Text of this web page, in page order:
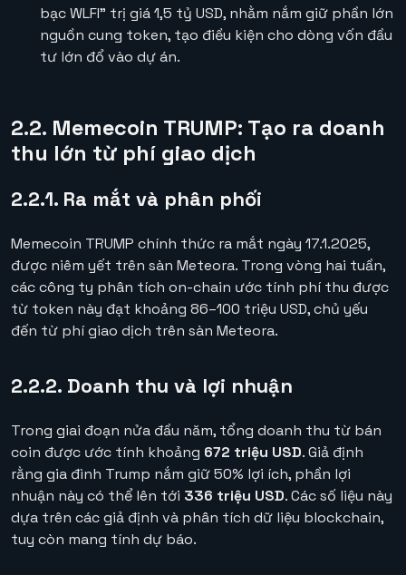
bạc WLFI” trị giá 1,5 tỷ USD, nhằm nắm giữ phần lớn
nguồn cung token, tạo điều kiện cho dòng vốn đầu
tư lớn đổ vào dự án.
2.2. Memecoin TRUMP: Tạo ra doanh
thu lớn từ phí giao dịch
2.2.1. Ra mắt và phân phối
Memecoin TRUMP chính thức ra mắt ngày 17.1.2025,
được niêm yết trên sàn Meteora. Trong vòng hai tuần,
các công ty phân tích on-chain ước tính phí thu được
từ token này đạt khoảng 86–100 triệu USD, chủ yếu
đến từ phí giao dịch trên sàn Meteora.
2.2.2. Doanh thu và lợi nhuận
Trong giai đoạn nửa đầu năm, tổng doanh thu từ bán
coin được ước tính khoảng 672 triệu USD. Giả định
rằng gia đình Trump nắm giữ 50% lợi ích, phần lợi
nhuận này có thể lên tới 336 triệu USD. Các số liệu này
dựa trên các giả định và phân tích dữ liệu blockchain,
tuy còn mang tính dự báo.